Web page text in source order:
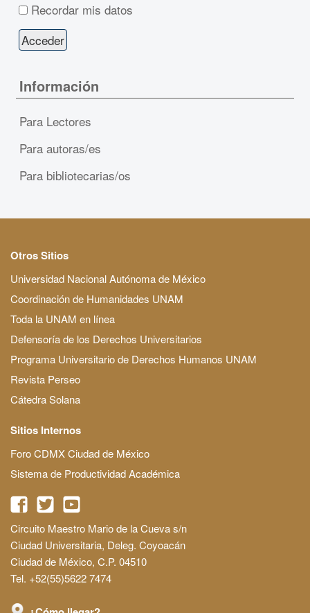
Recordar mis datos
Información
Para Lectores
Para autoras/es
Para bibliotecarias/os
Otros Sitios
Universidad Nacional Autónoma de México
Coordinación de Humanidades UNAM
Toda la UNAM en línea
Defensoría de los Derechos Universitarios
Programa Universitario de Derechos Humanos UNAM
Revista Perseo
Cátedra Solana
Sitios Internos
Foro CDMX Ciudad de México
Sistema de Productividad Académica
Circuito Maestro Mario de la Cueva s/n
Ciudad Universitaria, Deleg. Coyoacán
Ciudad de México, C.P. 04510
Tel. +52(55)5622 7474